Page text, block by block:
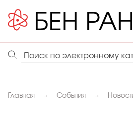
Главная События